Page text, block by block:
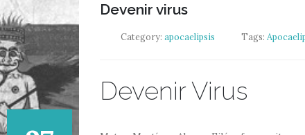
Devenir virus
Category: apocaelipsis Tags:
Devenir Virus